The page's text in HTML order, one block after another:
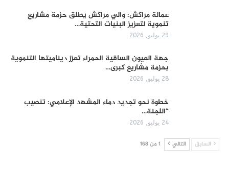
عمالة مراكش: والي مراكش يطلق حزمة مشاريع
تنموية لتعزيز البنيات التحتية…
29 يوليو, 2026
جهة العيون الساقية الحمراء تعزز ديناميتها التنموية
بحزمة مشاريع كبرى…
28 يوليو, 2026
​خطوة نحو تجديد دماء المشهد الإعلامي: تنصيب
“اللجنة…
24 يوليو, 2026
السابق التالي 1 من 168